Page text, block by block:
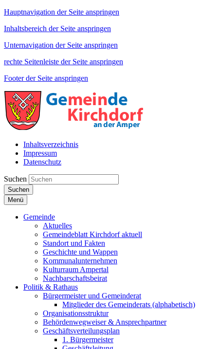
Hauptnavigation der Seite anspringen
Inhaltsbereich der Seite anspringen
Unternavigation der Seite anspringen
rechte Seitenleiste der Seite anspringen
Footer der Seite anspringen
Inhaltsverzeichnis
Impressum
Datenschutz
Suchen
Suchen
Menü
Gemeinde
Aktuelles
Gemeindeblatt Kirchdorf aktuell
Standort und Fakten
Geschichte und Wappen
Kommunalunternehmen
Kulturraum Ampertal
Nachbarschaftsbeirat
Politik & Rathaus
Bürgermeister und Gemeinderat
Mitglieder des Gemeinderats (alphabetisch)
Organisationsstruktur
Behördenwegweiser & Ansprechpartner
Geschäftsverteilungsplan
1. Bürgermeister